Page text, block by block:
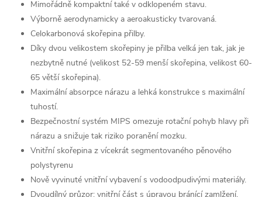
Mimořádně kompaktní také v odklopeném stavu.
Výborně aerodynamicky a aeroakusticky tvarovaná.
Celokarbonová skořepina přilby.
Díky dvou velikostem skořepiny je přilba velká jen tak, jak je
nezbytně nutné (velikost 52-59 menší skořepina, velikost 60-
65 větší skořepina).
Maximální absorpce nárazu a lehká konstrukce s maximální
tuhostí.
Bezpečnostní systém MIPS omezuje rotační pohyb hlavy při
nárazu a snižuje tak riziko poranění mozku.
Vnitřní skořepina z vícekrát segmentovaného pěnového
polystyrenu
Nově vyvinuté vnitřní vybavení s vodoodpudivými materiály.
Dvoudílný průzor: vnitřní část s úpravou bránící zamlžení,